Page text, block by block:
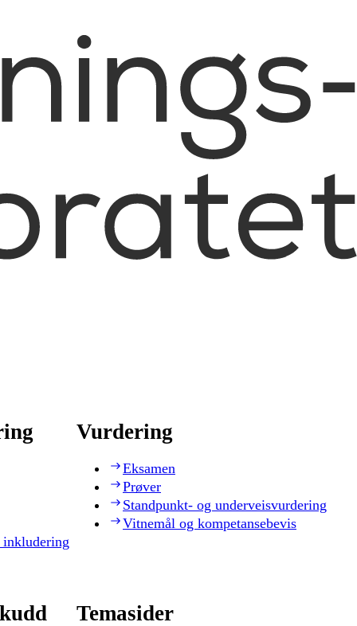
Vurdering
Eksamen
Prøver
Standpunkt- og underveisvurdering
Vitnemål og kompetansebevis
Temasider